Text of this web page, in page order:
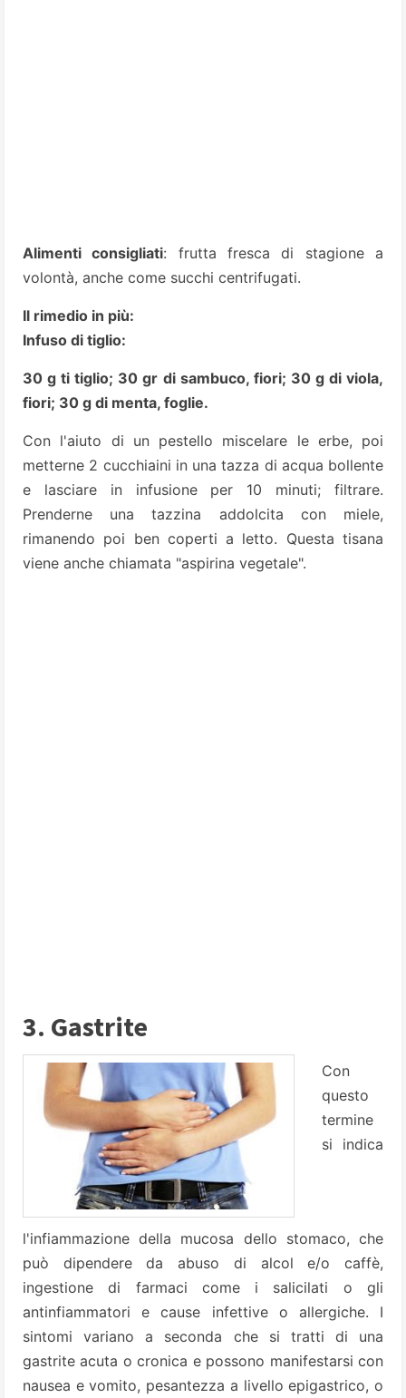
Alimenti consigliati: frutta fresca di stagione a
volontà, anche come succhi centrifugati.
Il rimedio in più:
Infuso di tiglio:
30 g ti tiglio; 30 gr di sambuco, fiori; 30 g di viola,
fiori; 30 g di menta, foglie.
Con l'aiuto di un pestello miscelare le erbe, poi
metterne 2 cucchiaini in una tazza di acqua bollente
e lasciare in infusione per 10 minuti; filtrare.
Prenderne una tazzina addolcita con miele,
rimanendo poi ben coperti a letto. Questa tisana
viene anche chiamata "aspirina vegetale".
3. Gastrite
Con
questo
termine
si indica
l'infiammazione della mucosa dello stomaco, che
può dipendere da abuso di alcol e/o caffè,
ingestione di farmaci come i salicilati o gli
antinfiammatori e cause infettive o allergiche. I
sintomi variano a seconda che si tratti di una
gastrite acuta o cronica e possono manifestarsi con
nausea e vomito, pesantezza a livello epigastrico, o